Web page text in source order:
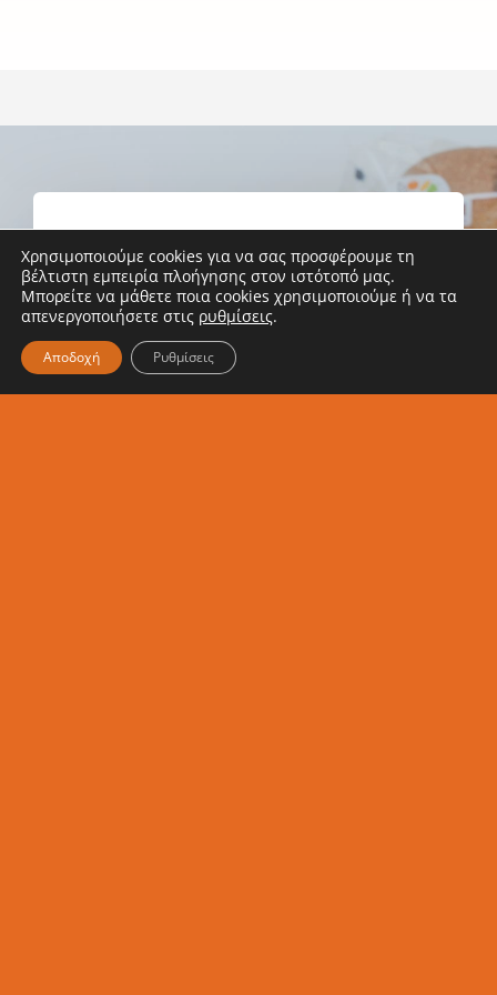
παιδιών
Κάνε εγγραφή στο
Newsletter μας
Ενημερώσου κι εσύ για τα νέα
μας
Χρησιμοποιούμε cookies για να σας προσφέρουμε τη
βέλτιστη εμπειρία πλοήγησης στον ιστότοπό μας.
Μπορείτε να μάθετε ποια cookies χρησιμοποιούμε ή να τα
απενεργοποιήσετε στις ρυθμίσεις.
Αποδοχή Ρυθμίσεις